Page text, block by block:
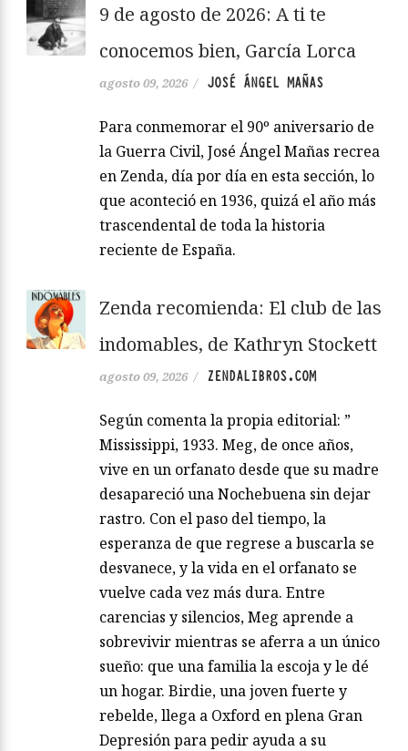
9 de agosto de 2026: A ti te
conocemos bien, García Lorca
agosto 09, 2026 / JOSÉ ÁNGEL MAÑAS
Para conmemorar el 90º aniversario de
la Guerra Civil, José Ángel Mañas recrea
en Zenda, día por día en esta sección, lo
que aconteció en 1936, quizá el año más
trascendental de toda la historia
reciente de España.
Zenda recomienda: El club de las
indomables, de Kathryn Stockett
agosto 09, 2026 / ZENDALIBROS.COM
Según comenta la propia editorial: ”
Mississippi, 1933. Meg, de once años,
vive en un orfanato desde que su madre
desapareció una Nochebuena sin dejar
rastro. Con el paso del tiempo, la
esperanza de que regrese a buscarla se
desvanece, y la vida en el orfanato se
vuelve cada vez más dura. Entre
carencias y silencios, Meg aprende a
sobrevivir mientras se aferra a un único
sueño: que una familia la escoja y le dé
un hogar. Birdie, una joven fuerte y
rebelde, llega a Oxford en plena Gran
Depresión para pedir ayuda a su